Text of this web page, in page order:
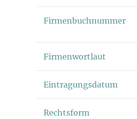
Firmenbuchnummer
Firmenwortlaut
Eintragungsdatum
Rechtsform